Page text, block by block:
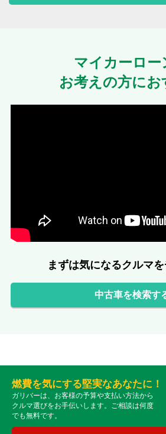
マイカーロー
お考えの方にお
まずは気になるクルマを
中古車を検索す
燃費を気にする堅実なあなたに！
ガリバーは、お客様の予算や支払い方法から
クルマ選びをお手伝いします。ご相談は何度
でも無料です。